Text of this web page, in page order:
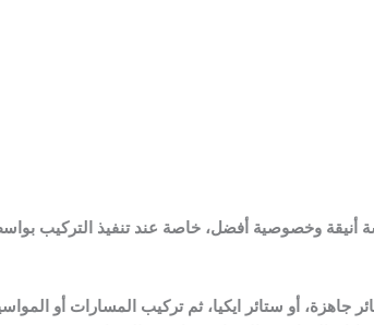
أنيقة وخصوصية أفضل، خاصة عند تنفيذ التركيب
جاهزة، أو ستائر ايكيا، ثم تركيب المسارات أو